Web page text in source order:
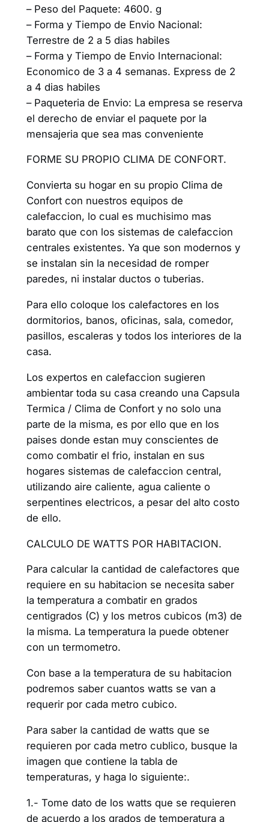
– Peso del Paquete: 4600. g
– Forma y Tiempo de Envio Nacional:
Terrestre de 2 a 5 dias habiles
– Forma y Tiempo de Envio Internacional:
Economico de 3 a 4 semanas. Express de 2
a 4 dias habiles
– Paqueteria de Envio: La empresa se reserva
el derecho de enviar el paquete por la
mensajeria que sea mas conveniente
FORME SU PROPIO CLIMA DE CONFORT.
Convierta su hogar en su propio Clima de
Confort con nuestros equipos de
calefaccion, lo cual es muchisimo mas
barato que con los sistemas de calefaccion
centrales existentes. Ya que son modernos y
se instalan sin la necesidad de romper
paredes, ni instalar ductos o tuberias.
Para ello coloque los calefactores en los
dormitorios, banos, oficinas, sala, comedor,
pasillos, escaleras y todos los interiores de la
casa.
Los expertos en calefaccion sugieren
ambientar toda su casa creando una Capsula
Termica / Clima de Confort y no solo una
parte de la misma, es por ello que en los
paises donde estan muy conscientes de
como combatir el frio, instalan en sus
hogares sistemas de calefaccion central,
utilizando aire caliente, agua caliente o
serpentines electricos, a pesar del alto costo
de ello.
CALCULO DE WATTS POR HABITACION.
Para calcular la cantidad de calefactores que
requiere en su habitacion se necesita saber
la temperatura a combatir en grados
centigrados (C) y los metros cubicos (m3) de
la misma. La temperatura la puede obtener
con un termometro.
Con base a la temperatura de su habitacion
podremos saber cuantos watts se van a
requerir por cada metro cubico.
Para saber la cantidad de watts que se
requieren por cada metro cublico, busque la
imagen que contiene la tabla de
temperaturas, y haga lo siguiente:.
1.- Tome dato de los watts que se requieren
de acuerdo a los grados de temperatura a